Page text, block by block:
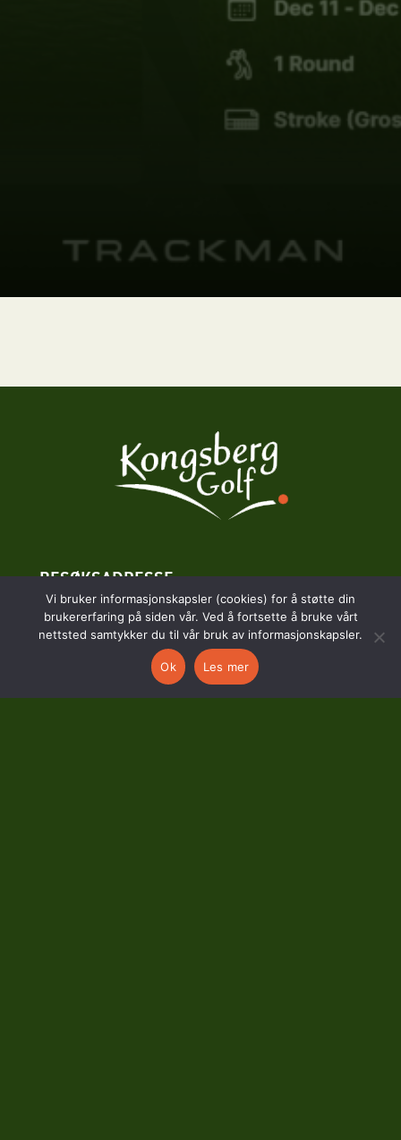
BESØKSADRESSE
Hostvedtveien 130
3618 Skollenborg
Vi bruker informasjonskapsler (cookies) for å støtte din
brukererfaring på siden vår. Ved å fortsette å bruke vårt
nettsted samtykker du til vår bruk av informasjonskapsler.
Ok Les mer